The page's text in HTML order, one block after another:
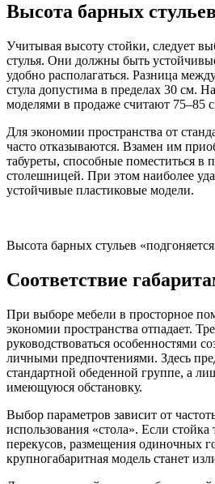
Высота барных
Учитывая высоту стойки, следует
стулья. Они должны быть
удобно располагаться. Разница
стула допустима в пределах 30 см.
моделями в продаже считают 75–85
Для экономии пространства от
часто отказываются. Взамен им
табуреты, способные поместиться в
столешницей. При этом наиболее
устойчивые пластиковые модели.
Высота барных стульев
Соответствие
При выборе мебели в просторное
экономии пространства отпадает.
руководствоваться особенностями
личными предпочтениями. Здесь
стандартной обеденной группе, а
имеющуюся обстановку.
Выбор параметров зависит от
использования «стола». Если стойка
перекусов, размещения одиночных
крупногабаритная модель станет